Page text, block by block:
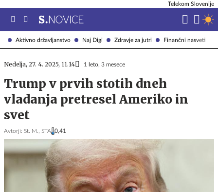
Aktivno državljanstvo Naj Digi Zdravje za jutri Finančni nasveti
Telekom Slovenije
Nedelja, 27. 4. 2025, 11.14 1 leto, 3 mesece
Trump v prvih stotih dneh
vladanja pretresel Ameriko in
svet
Avtorji: St. M., STA 0,41